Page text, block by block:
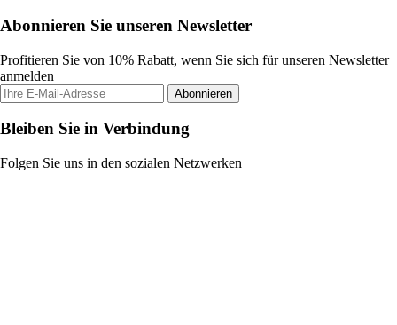
Abonnieren Sie unseren Newsletter
Profitieren Sie von 10% Rabatt, wenn Sie sich für unseren Newsletter
anmelden
Abonnieren
Bleiben Sie in Verbindung
Folgen Sie uns in den sozialen Netzwerken